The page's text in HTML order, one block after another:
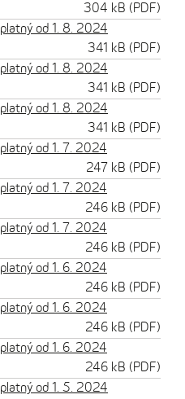
304 kB (PDF)
od 1. 8. 2024
341 kB (PDF)
od 1. 8. 2024
341 kB (PDF)
od 1. 8. 2024
341 kB (PDF)
od 1. 7. 2024
247 kB (PDF)
od 1. 7. 2024
246 kB (PDF)
od 1. 7. 2024
246 kB (PDF)
od 1. 6. 2024
246 kB (PDF)
od 1. 6. 2024
246 kB (PDF)
od 1. 6. 2024
246 kB (PDF)
od 1. 5. 2024